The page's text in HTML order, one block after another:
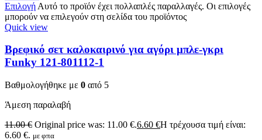
Επιλογή Αυτό το προϊόν έχει πολλαπλές παραλλαγές. Οι επιλογές
μπορούν να επιλεγούν στη σελίδα του προϊόντος
Quick view
Βρεφικό σετ καλοκαιρινό για αγόρι μπλε-γκρι
Funky 121-801112-1
Βαθμολογήθηκε με 0 από 5
Άμεση παραλαβή
11.00€ Original price was: 11.00 €.6.60 €Η τρέχουσα τιμή είναι:
6.60 €. με φπα